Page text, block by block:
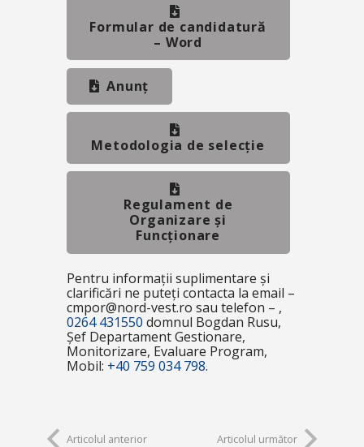
Formular de candidatură
– Word
Anunț
Metodologia de selecție
Regulament de
Organizare și
Funcționare
Pentru informații suplimentare și
clarificări ne puteți contacta la email –
cmpor@nord-vest.ro sau telefon – ,
0264 431550 domnul Bogdan Rusu,
Șef Departament Gestionare,
Monitorizare, Evaluare Program,
Mobil: +40 759 034 798.
Articolul anterior Articolul următor